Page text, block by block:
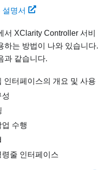
명서
서 XClarity Controller 서비
하는 방법이 나와 있습니다.
과 같습니다.
인터페이스의 개요 및 사용
수행
줄 인터페이스